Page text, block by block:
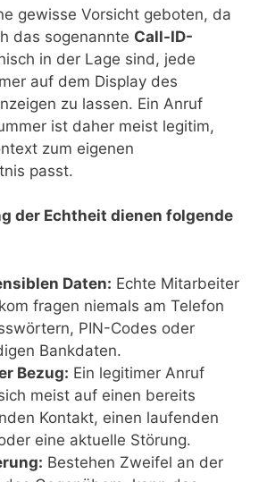
gewisse Vorsicht geboten, da
das sogenannte Call-ID-
in der Lage sind, jede
auf dem Display des
zu lassen. Ein Anruf
ist daher meist legitim,
zum eigenen
passt.
der Echtheit dienen folgende
Daten: Echte Mitarbeiter
fragen niemals am Telefon
PIN-Codes oder
Bankdaten.
Bezug: Ein legitimer Anruf
meist auf einen bereits
Kontakt, einen laufenden
eine aktuelle Störung.
Bestehen Zweifel an der